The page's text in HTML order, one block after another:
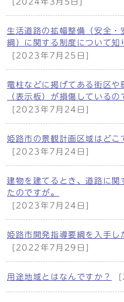
生活道路の拡幅整備（安全・
綱）に関する制度について知
[2023年7月25日]
電柱などに掲げてある街区や
（表示板）が損傷しているの
[2023年7月24日]
姫路市の景観計画区域はどこ
[2023年7月24日]
建物を建てるとき、道路に関
たのですが。
[2023年7月24日]
姫路市開発指導要綱を入手し
[2022年7月29日]
用途地域とはなんですか？